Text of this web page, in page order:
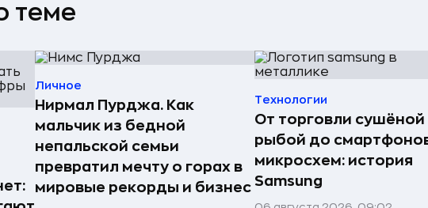
теме
Личное
Нирмал Пурджа. Как
мальчик из бедной
непальской семьи
превратил мечту о горах в
мировые рекорды и бизнес
Технологии
От торговли сушёной
рыбой до
микросхем: история
Samsung